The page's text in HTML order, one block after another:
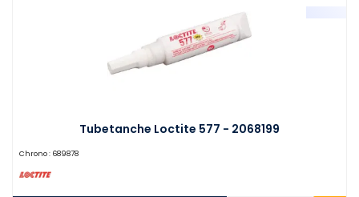
Tubetanche Loctite 577 - 2068199
Chrono : 689878